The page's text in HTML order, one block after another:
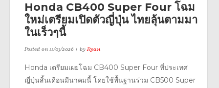
Honda CB400 Super Four โฉม
ใหม่เตรียมเปิดตัวญี่ปุ่น ไทยลุ้นตามมา
ในเร็วๆนี้
Posted on11/03/2026 byRyan
Honda เตรียมเผยโฉม CB400 Super Four ที่ประเทศ
ญี่ปุ่นสิ้นเดือนมีนาคมนี้ โดยใช้พื้นฐานร่วม CB500 Super